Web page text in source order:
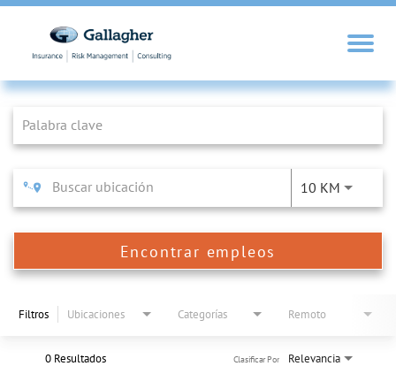
Job Search Page
10 KM
Encontrar empleos
Filtros Ubicaciones Categorías Remoto
0 Resultados Relevancia
Clasificar Por